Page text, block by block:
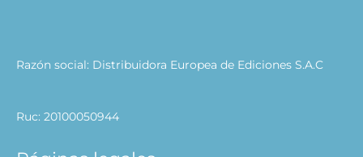
Razón social: Distribuidora Europea de Ediciones S.A.C
Ruc: 20100050944